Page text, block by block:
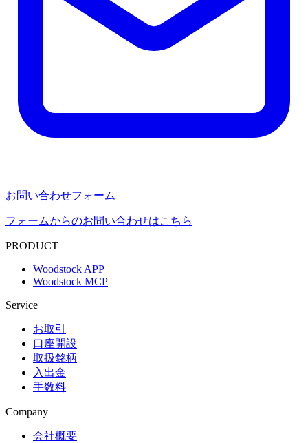
お問い合わせフォーム
フォームからのお問い合わせはこちら
PRODUCT
Woodstock APP
Woodstock MCP
Service
お取引
口座開設
取扱銘柄
入出金
手数料
Company
会社概要